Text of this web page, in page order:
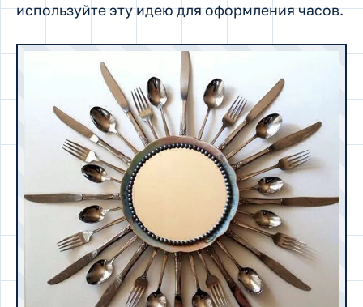
используйте эту идею для оформления часов.